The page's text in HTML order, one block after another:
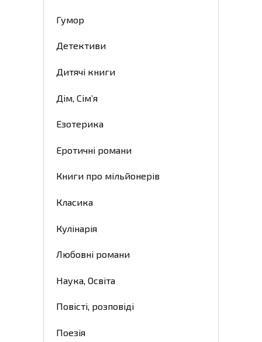
Гумор
Детективи
Дитячі книги
Дім, Сім’я
Езотерика
Еротичні романи
Книги про мільйонерів
Класика
Кулінарія
Любовні романи
Наука, Освіта
Повісті, розповіді
Поезія